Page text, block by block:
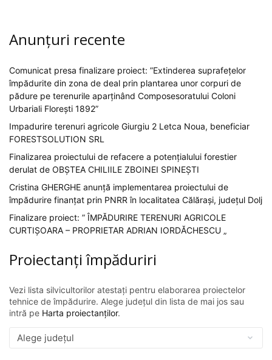
Anunțuri recente
Comunicat presa finalizare proiect: ”Extinderea suprafețelor
împădurite din zona de deal prin plantarea unor corpuri de
pădure pe terenurile aparținând Composesoratului Coloni
Urbariali Florești 1892”
Impadurire terenuri agricole Giurgiu 2 Letca Noua, beneficiar
FORESTSOLUTION SRL
Finalizarea proiectului de refacere a potențialului forestier
derulat de OBȘTEA CHILIILE ZBOINEI SPINEȘTI
Cristina GHERGHE anunță implementarea proiectului de
împădurire finanțat prin PNRR în localitatea Călărași, județul Dolj
Finalizare proiect: ” ÎMPĂDURIRE TERENURI AGRICOLE
CURTIȘOARA – PROPRIETAR ADRIAN IORDĂCHESCU „
Proiectanți împăduriri
Vezi lista silvicultorilor atestați pentru elaborarea proiectelor
tehnice de împădurire. Alege județul din lista de mai jos sau
intră pe Harta proiectanților.